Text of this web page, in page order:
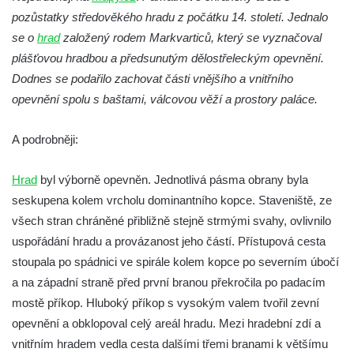
Skalní hrad Stohánek
Hrad Ostrý (Scharfenstein) u Františkova
Hrad Himlštejn
Hrad Nejdek
Hrad Sychrov v Rabštejně
Hrad Hasištejn
Hrad Ralsko
Chřibský hrádek
pozůstatky středověkého hradu z počátku 14. století. Jednalo
se o hradzaložený rodem Markvarticů, který se vyznačoval
plášťovou hradbou a předsunutým dělostřeleckým opevnění.
Dodnes se podařilo zachovat části vnějšího a vnitřního
opevnění spolu s baštami, válcovou věží a prostory paláce.
A podrobněji:
Hrad byl výborně opevněn. Jednotlivá pásma obrany byla
seskupena kolem vrcholu dominantního kopce. Staveniště, ze
všech stran chráněné přibližně stejně strmými svahy, ovlivnilo
uspořádání hradu a provázanost jeho částí. Přístupová cesta
stoupala po spádnici ve spirále kolem kopce po severním úbočí
a na západní straně před první branou překročila po padacím
mostě příkop. Hluboký příkop s vysokým valem tvořil zevní
opevnění a obklopoval celý areál hradu. Mezi hradební zdí a
vnitřním hradem vedla cesta dalšími třemi branami k většímu